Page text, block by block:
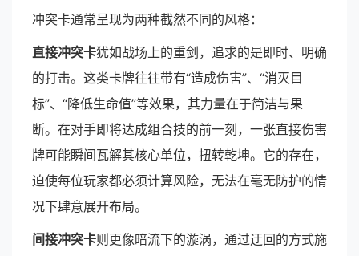
冲突卡通常呈现为两种截然不同的风格：
直接冲突卡犹如战场上的重剑，追求的是即时、明确
的打击。这类卡牌往往带有“造成伤害”、“消灭目
标”、“降低生命值”等效果，其力量在于简洁与果
断。在对手即将达成组合技的前一刻，一张直接伤害
牌可能瞬间瓦解其核心单位，扭转乾坤。它的存在，
迫使每位玩家都必须计算风险，无法在毫无防护的情
况下肆意展开布局。
间接冲突卡则更像暗流下的漩涡，通过迂回的方式施